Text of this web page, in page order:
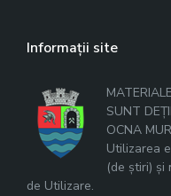
Informații site
SUNT
OCNA
Utilizarea
(de știri) și
de Utilizare.